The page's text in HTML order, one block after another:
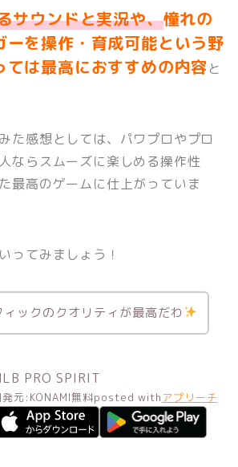
サウンドと実況や、憧れの
ーを操作・育成可能という野
ては最高におすすめの内容と
た感想としては、パワプロやプロ
ならスムーズに楽しめる操作性
最高のゲームに仕上がっていま
ってみましょう！
ィックのクオリティが最高だわ
PRO SPIRIT
発元: KONAMI無料posted with アプリーチ